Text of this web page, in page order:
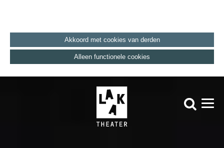
Akkoord met cookies van derden
Alleen functionele cookies